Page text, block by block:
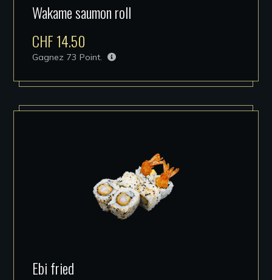
Wakame saumon roll
CHF14.50
Gagnez 73 Point.
Ebi fried